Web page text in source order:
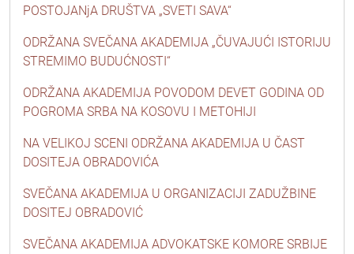
POSTOJANjA DRUŠTVA „SVETI SAVA“
ODRŽANA SVEČANA AKADEMIJA „ČUVAJUĆI ISTORIJU
STREMIMO BUDUĆNOSTI“
ODRŽANA AKADEMIJA POVODOM DEVET GODINA OD
POGROMA SRBA NA KOSOVU I METOHIJI
NA VELIKOJ SCENI ODRŽANA AKADEMIJA U ČAST
DOSITEJA OBRADOVIĆA
SVEČANA AKADEMIJA U ORGANIZACIJI ZADUŽBINE
DOSITEJ OBRADOVIĆ
SVEČANA AKADEMIJA ADVOKATSKE KOMORE SRBIJE